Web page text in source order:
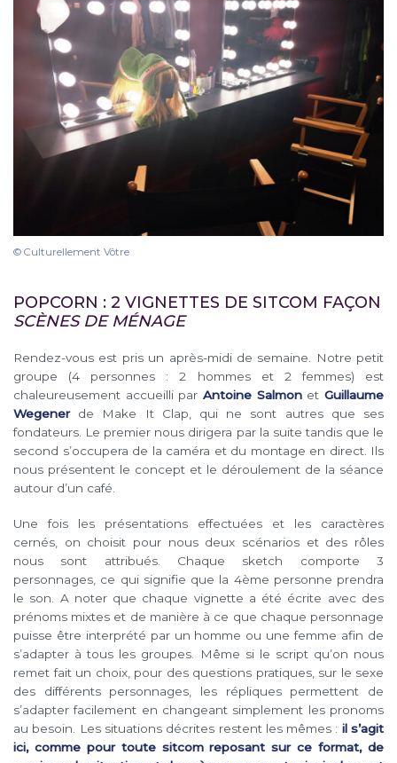
© Culturellement Vôtre
POPCORN : 2 VIGNETTES DE SITCOM FAÇON
SCÈNES DE MÉNAGE
Rendez-vous est pris un après-midi de semaine. Notre petit
groupe (4 personnes : 2 hommes et 2 femmes) est
chaleureusement accueilli par Antoine SalmonetGuillaume
Wegenerde Make It Clap, qui ne sont autres que ses
fondateurs. Le premier nous dirigera par la suite tandis que le
second s’occupera de la caméra et du montage en direct. Ils
nous présentent le concept et le déroulement de la séance
autour d’un café.
Une fois les présentations effectuées et les caractères
cernés, on choisit pour nous deux scénarios et des rôles
nous sont attribués. Chaque sketch comporte 3
personnages, ce qui signifie que la 4ème personne prendra
le son. A noter que chaque vignette a été écrite avec des
prénoms mixtes et de manière à ce que chaque personnage
puisse être interprété par un homme ou une femme afin de
s’adapter à tous les groupes. Même si le script qu’on nous
remet fait un choix, pour des questions pratiques, sur le sexe
des différents personnages, les répliques permettent de
s’adapter facilement en changeant simplement les pronoms
au besoin. Les situations décrites restent les mêmes : il s’agit
ici, comme pour toute sitcom reposant sur ce format, de